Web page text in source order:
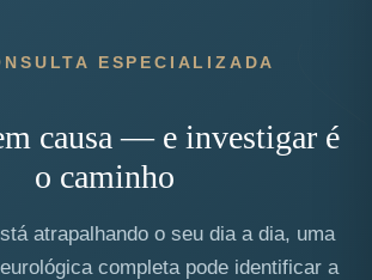
ESPECIALIZADA
causa — e investigar é
o caminho
atrapalhando o seu dia a dia, uma
completa pode identificar a